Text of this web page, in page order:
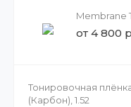
Membrane
от 4 800
Тонировочная
(Карбон), 1.52